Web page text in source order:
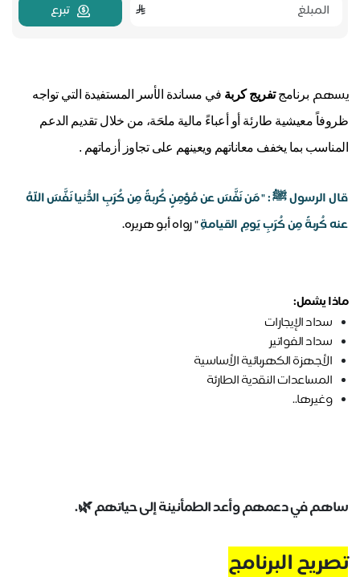
تبرع
يسهم برنامجتفريج كربة في مساندة الأسر المستفيدة التي تواجه
ظروفاً معيشية طارئة أو أعباءً مالية ملحَة، من خلال تقديم الدعم
المناسب بما يخفف معاناتهم ويعينهم على تجاوز أزماتهم .
قال الرسولﷺ : "مَن نَفَّسَ عن مُؤمِنٍ كُربةً مِن كُرَبِ الدُّنيا نَفَّسَ اللهُ
عنه كُربةً مِن كُرَبِ يَومِ القيامةِ"رواه أبو هريره.
ماذا يشمل:
سداد الإيجارات
سداد الفواتير
الأجهزة الكهربائية الأساسية
المساعدات النقدية الطارئة
وغيرها..
ساهم في دعمهم وأعد الطمأنينة إلى حياتهم 🌿.
تصريح البرنامج